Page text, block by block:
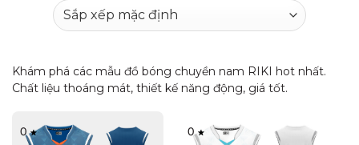
Khám phá các mẫu đồ bóng chuyền nam RIKI hot nhất.
Chất liệu thoáng mát, thiết kế năng động, giá tốt.
0 0